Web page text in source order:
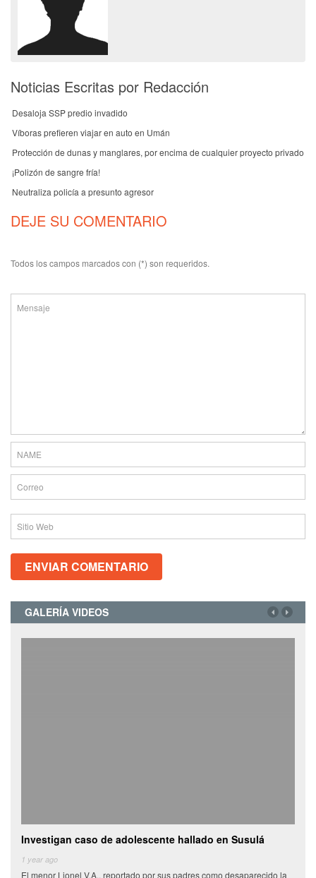
Noticias Escritas por Redacción
Desaloja SSP predio invadido
Víboras prefieren viajar en auto en Umán
Protección de dunas y manglares, por encima de cualquier proyecto privado
¡Polizón de sangre fría!
Neutraliza policía a presunto agresor
DEJE SU COMENTARIO
Todos los campos marcados con (*) son requeridos.
GALERÍA VIDEOS
Investigan caso de adolescente hallado en Susulá
1 year ago
El menor Lionel V.A., reportado por sus padres como desaparecido la